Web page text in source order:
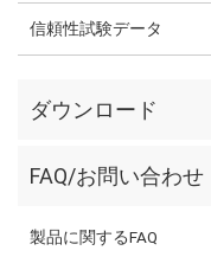
信頼性試験データ
ダウンロード
FAQ/お問い合わせ
製品に関するFAQ